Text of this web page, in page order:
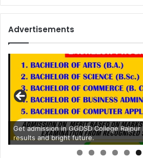
Advertisements
Get admission in GGDSD College
results and bright future.